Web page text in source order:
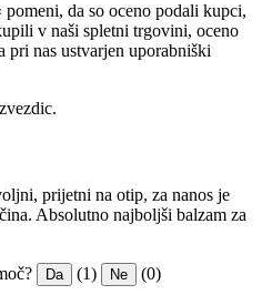
pomeni, da so oceno podali kupci,
v naši spletni trgovini, oceno
pri nas ustvarjen uporabniški
prijetni na otip, za nanos je
Absolutno najboljši balzam za
Da (1) Ne (0)